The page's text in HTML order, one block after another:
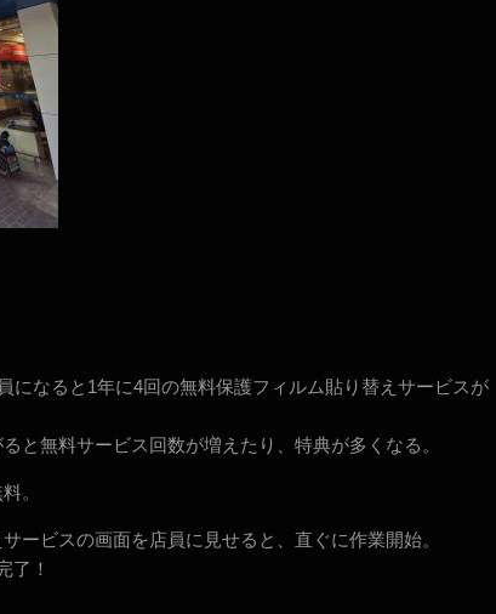
になると1年に4回の無料保護フィルム貼り替えサービスが
と無料サービス回数が増えたり、特典が多くなる。
。
ービスの画面を店員に見せると、直ぐに作業開始。
了！